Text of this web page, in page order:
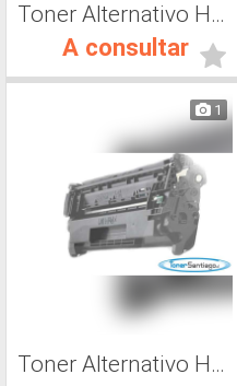
Toner Alternativo HP CE505A, Toner Impresora Laser
A consultar
1
Toner Alternativo Hp CF226A, Toner Impresora Láser